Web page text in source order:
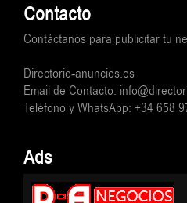
Contacto
Contáctanos para publicitar tu
Directorio-anuncios.es
Email de Contacto:
Teléfono y WhatsApp: +34 658
Ads